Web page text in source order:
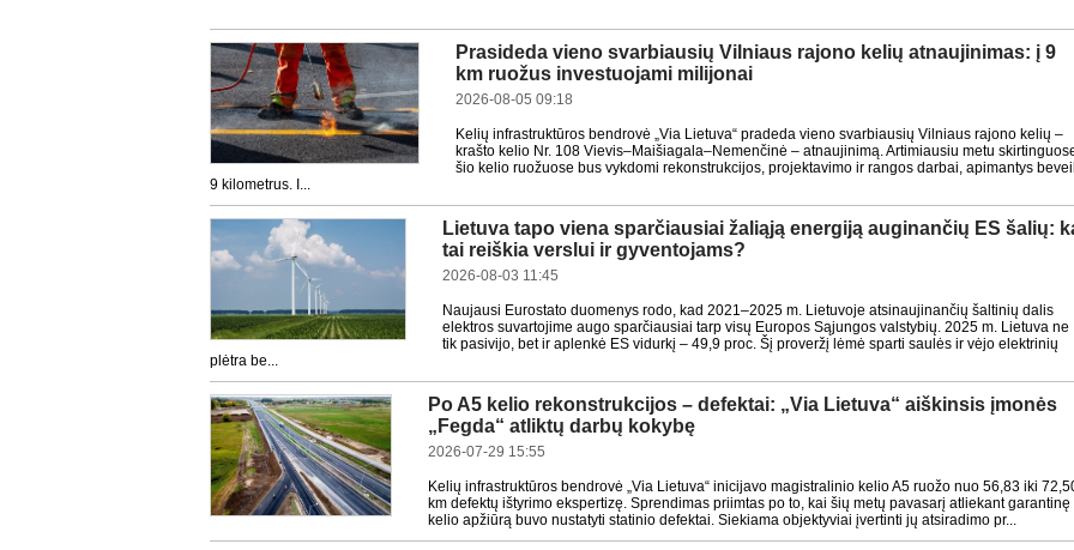
Prasideda vieno svarbiausių Vilniaus rajono kelių atnaujinimas: į 9
km ruožus investuojami milijonai
2026-08-05 09:18
Kelių infrastruktūros bendrovė „Via Lietuva“ pradeda vieno svarbiausių Vilniaus rajono kelių –
krašto kelio Nr. 108 Vievis–Maišiagala–Nemenčinė – atnaujinimą. Artimiausiu metu
šio kelio ruožuose bus vykdomi rekonstrukcijos, projektavimo ir rangos darbai, apimantys
9 kilometrus. I...
Lietuva tapo viena sparčiausiai žaliąją energiją auginančių ES šalių:
tai reiškia verslui ir gyventojams?
2026-08-03 11:45
Naujausi Eurostato duomenys rodo, kad 2021–2025 m. Lietuvoje atsinaujinančių šaltinių dalis
elektros suvartojime augo sparčiausiai tarp visų Europos Sąjungos valstybių. 2025 m. Lietuva ne
tik pasivijo, bet ir aplenkė ES vidurkį – 49,9 proc. Šį proveržį lėmė sparti saulės ir vėjo elektrinių
plėtra be...
Po A5 kelio rekonstrukcijos – defektai: „Via Lietuva“ aiškinsis įmonės
„Fegda“ atliktų darbų kokybę
2026-07-29 15:55
Kelių infrastruktūros bendrovė „Via Lietuva“ inicijavo magistralinio kelio A5 ruožo nuo 56,83 iki
km defektų ištyrimo ekspertizę. Sprendimas priimtas po to, kai šių metų pavasarį atliekant garantinę
kelio apžiūrą buvo nustatyti statinio defektai. Siekiama objektyviai įvertinti jų atsiradimo pr...